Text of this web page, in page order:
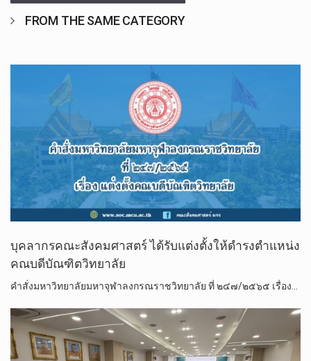
FROM THE SAME CATEGORY
บุคลากรคณะสังคมศาสตร์ ได้รับแต่งตั้งให้ดำรงตำแหน่ง
คณบดีบัณฑิตวิทยาลัย
คำสั่งมหาวิทยาลัยมหาจุฬาลงกรณราชวิทยาลัย ที่ ๒๔๗/๒๕๖๕ เรื่อง…